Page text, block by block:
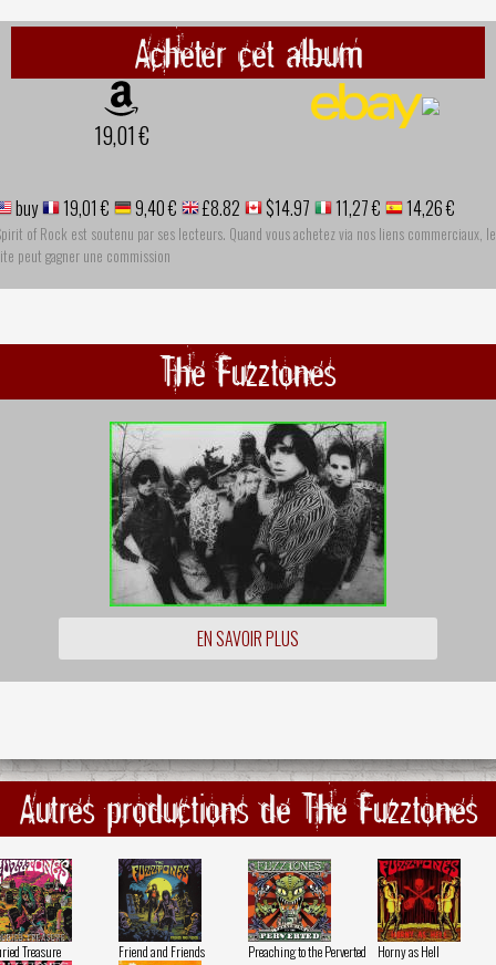
Acheter cet album
19,01 €
buy 19,01 € 9,40 € £8.82 $14.97 11,27 € 14,26 €
of Rock est soutenu par ses lecteurs. Quand vous achetez via nos liens commerciaux, le
peut gagner une commission
The Fuzztones
EN SAVOIR PLUS
Autres productions de The Fuzztones
Treasure Friend and Friends Preaching to the Perverted Horny as Hell